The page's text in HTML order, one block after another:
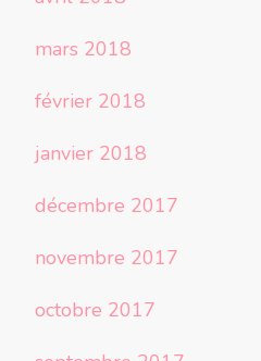
mars 2018
février 2018
janvier 2018
décembre 2017
novembre 2017
octobre 2017